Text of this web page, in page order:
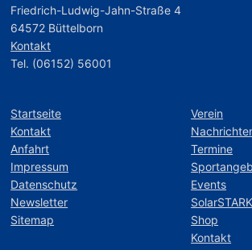
Friedrich-Ludwig-Jahn-Straße 4
64572 Büttelborn
Kontakt
Tel. (06152) 56001
Startseite
Kontakt
Anfahrt
Impressum
Datenschutz
Newsletter
Sitemap
Verein
Termine
Events
Shop
Kontakt